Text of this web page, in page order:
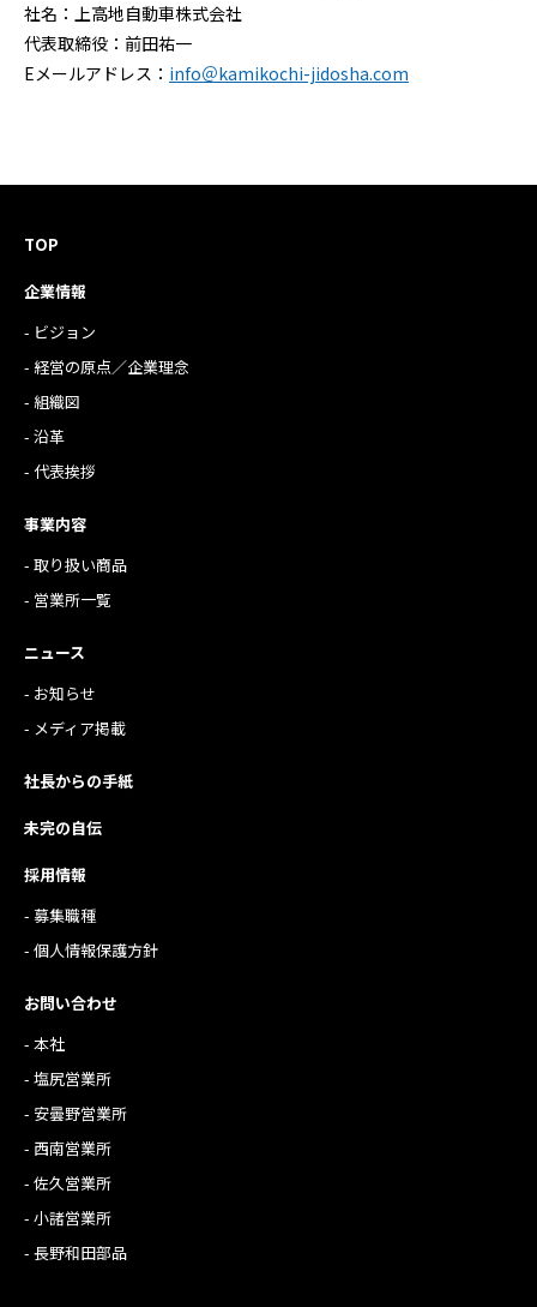
社名：上高地自動車株式会社
代表取締役：前田祐一
Eメールアドレス： info＠kamikochi-jidosha.com
TOP
企業情報
- ビジョン
- 経営の原点／企業理念
- 組織図
- 沿革
- 代表挨拶
事業内容
- 取り扱い商品
- 営業所一覧
ニュース
- お知らせ
- メディア掲載
社長からの手紙
未完の自伝
採用情報
- 募集職種
- 個人情報保護方針
お問い合わせ
- 本社
- 塩尻営業所
- 安曇野営業所
- 西南営業所
- 佐久営業所
- 小諸営業所
- 長野和田部品